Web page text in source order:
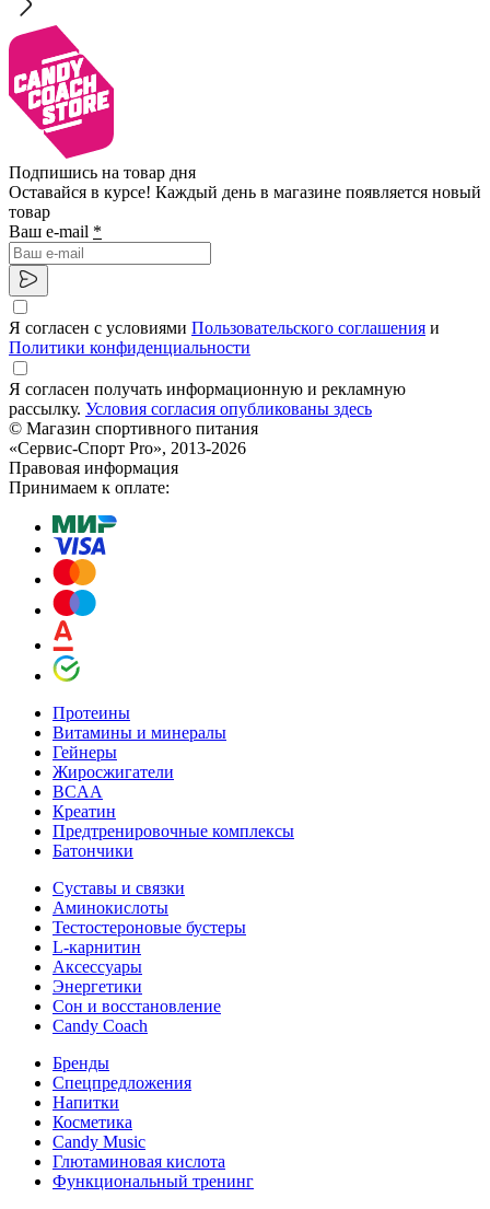
Подпишись на товар дня
Оставайся в курсе! Каждый день в магазине появляется новый
товар
Ваш e-mail *
Я согласен с условиями Пользовательского соглашения и
Политики конфиденциальности
Я согласен получать информационную и рекламную
рассылку. Условия согласия опубликованы здесь
© Магазин спортивного питания
«Сервис-Спорт Pro», 2013-2026
Правовая информация
Принимаем к оплате:
Протеины
Витамины и минералы
Гейнеры
Жиросжигатели
BCAA
Креатин
Предтренировочные комплексы
Батончики
Суставы и связки
Аминокислоты
Тестостероновые бустеры
L-карнитин
Аксессуары
Энергетики
Сон и восстановление
Candy Coach
Бренды
Спецпредложения
Напитки
Косметика
Candy Music
Глютаминовая кислота
Функциональный тренинг